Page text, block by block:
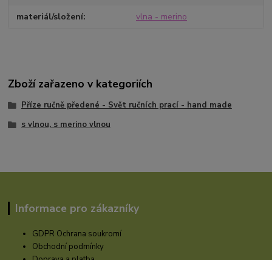
materiál/složení vlna - merino
Zboží zařazeno v kategoriích
Příze ručně předené - Svět ručních prací - hand made
s vlnou, s merino vlnou
Informace pro zákazníky
GDPR Ochrana soukromí
Obchodní podmínky